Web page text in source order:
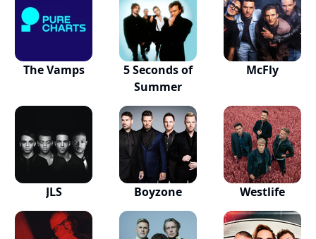
The Vamps
5 Seconds of
Summer
McFly
JLS Boyzone Westlife